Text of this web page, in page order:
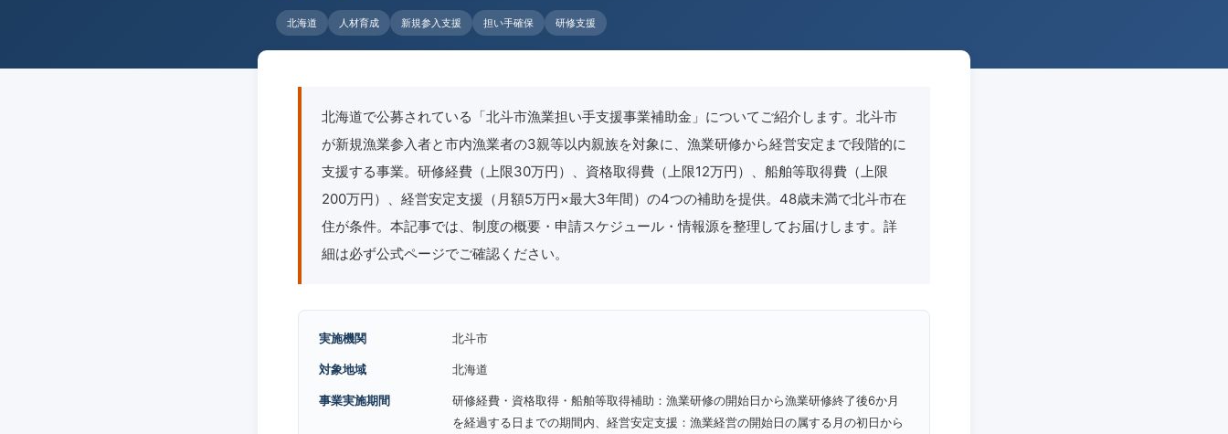
北海道 人材育成 新規参入支援 担い手確保 研修支援
北海道で公募されている「北斗市漁業担い手支援事業補助金」についてご紹介します。北斗市
が新規漁業参入者と市内漁業者の3親等以内親族を対象に、漁業研修から経営安定まで段階的に
支援する事業。研修経費（上限30万円）、資格取得費（上限12万円）、船舶等取得費（上限
200万円）、経営安定支援（月額5万円×最大3年間）の4つの補助を提供。48歳未満で北斗市在
住が条件。本記事では、制度の概要・申請スケジュール・情報源を整理してお届けします。詳
細は必ず公式ページでご確認ください。
実施機関 北斗市
対象地域 北海道
事業実施期間
研修経費・資格取得・船舶等取得補助：漁業研修の開始日から漁業研修終了後6か月
を経過する日までの期間内、経営安定支援：漁業経営の開始日の属する月の初日から